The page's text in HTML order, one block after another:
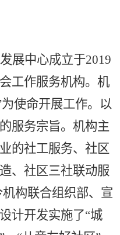
展中心成立于2019
工作服务机构。机
为使命开展工作。以
服务宗旨。 机构主
的社工服务、社区
、社区三社联动服
机构联合组织部、宣
计开发实施了“城